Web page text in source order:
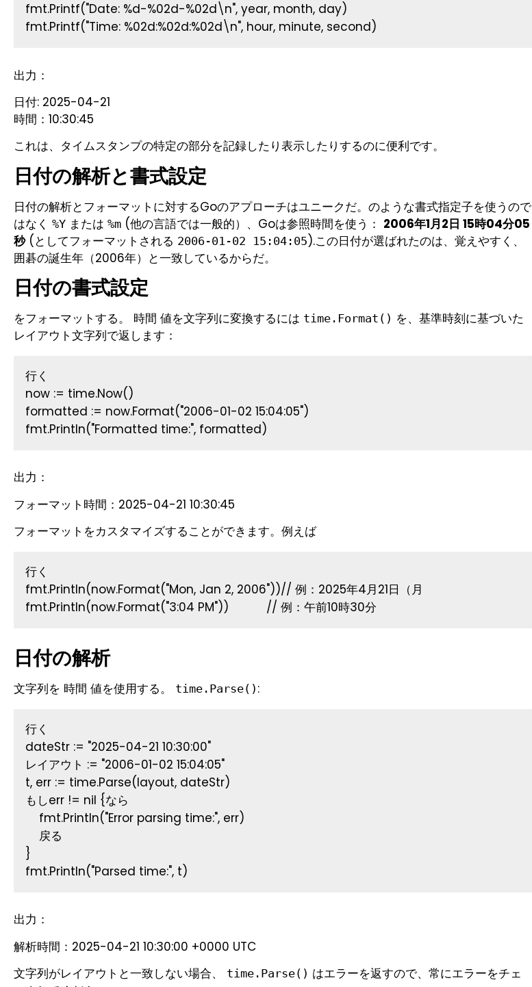
fmt.Printf("Date: %d-%02d-%02d\n", year, month, day)
fmt.Printf("Time: %02d:%02d:%02d\n", hour, minute, second)
出力：
日付: 2025-04-21
時間：10:30:45
これは、タイムスタンプの特定の部分を記録したり表示したりするのに便利です。
日付の解析と書式設定
日付の解析とフォーマットに対するGoのアプローチはユニークだ。のような書式指定子を使うので
はなく %Y または %m (他の言語では一般的）、Goは参照時間を使う： 2006年1月2日 15時04分05
秒(としてフォーマットされる 2006-01-02 15:04:05).この日付が選ばれたのは、覚えやすく、
囲碁の誕生年（2006年）と一致しているからだ。
日付の書式設定
をフォーマットする。 時間 値を文字列に変換するには time.Format() を、基準時刻に基づいた
レイアウト文字列で返します：
行く
now := time.Now()
formatted := now.Format("2006-01-02 15:04:05")
fmt.Println("Formatted time:", formatted)
出力：
フォーマット時間：2025-04-21 10:30:45
フォーマットをカスタマイズすることができます。例えば
行く
fmt.Println(now.Format("Mon, Jan 2, 2006"))// 例：2025年4月21日（月
fmt.Println(now.Format("3:04 PM"))           // 例：午前10時30分
日付の解析
文字列を 時間 値を使用する。 time.Parse() :
行く
dateStr := "2025-04-21 10:30:00"
レイアウト := "2006-01-02 15:04:05"
t, err := time.Parse(layout, dateStr)
もしerr != nil {なら
fmt.Println("Error parsing time:", err)
戻る
}
fmt.Println("Parsed time:", t)
出力：
解析時間：2025-04-21 10:30:00 +0000 UTC
文字列がレイアウトと一致しない場合、
time.Parse() はエラーを返すので、常にエラーをチェ